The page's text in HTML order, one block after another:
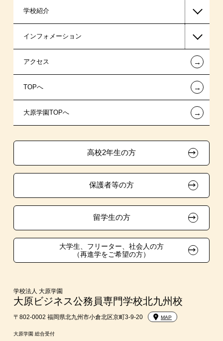
ビジネス系
東京経営大学 学士取得コース
高校生対象コース
日本学生支援機構の奨学金
国の教育ローン
提携教育ローン
試験による特待生制度
資格・クラブ活動による特待生制度
一般入学
AO入学
指定校推薦入学
特別推薦入学
推薦入学
生徒会活動推薦入学
自己推薦入学
在校生・卒業生紹介推薦入学
大学生・短期大学生特別入学
学費
東京経営大学への3年次編入学
入学前Web通信講座
大学・短期大学・公務員併願制度
学校紹介
在校生からあなたへ
夢を叶えた先輩たち
施設・研修所
学生寮・マンションのご案内
大原学園グループ案内
インフォメーション
お知らせ・新着情報
在校生へのお知らせ
各種証明書の発行ご希望の方
採用ご担当の方
アクセス ←
TOPへ ←
大原学園TOPへ ←
高校2年生の方
保護者等の方
留学生の方
大学生、フリーター、社会人の方
（再進学をご希望の方）
学校法人 大原学園
大原ビジネス公務員専門学校北九州校
〒802-0002 福岡県北九州市小倉北区京町3-9-20 MAP
大原学園 総合受付